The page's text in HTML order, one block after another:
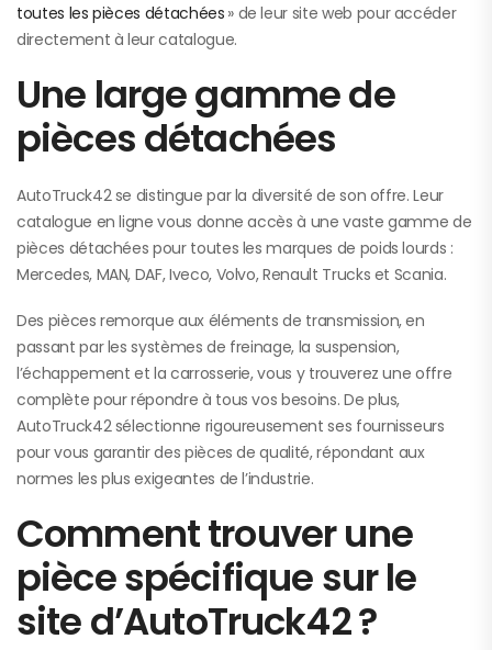
toutes les pièces détachées » de leur site web pour accéder
directement à leur catalogue.
Une large gamme de
pièces détachées
AutoTruck42 se distingue par la diversité de son offre. Leur
catalogue en ligne vous donne accès à une vaste gamme de
pièces détachées pour toutes les marques de poids lourds :
Mercedes, MAN, DAF, Iveco, Volvo, Renault Trucks et Scania.
Des pièces remorque aux éléments de transmission, en
passant par les systèmes de freinage, la suspension,
l’échappement et la carrosserie, vous y trouverez une offre
complète pour répondre à tous vos besoins. De plus,
AutoTruck42 sélectionne rigoureusement ses fournisseurs
pour vous garantir des pièces de qualité, répondant aux
normes les plus exigeantes de l’industrie.
Comment trouver une
pièce spécifique sur le
site d’AutoTruck42 ?